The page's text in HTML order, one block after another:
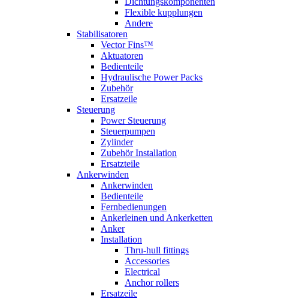
Flexible kupplungen
Andere
Stabilisatoren
Vector Fins™
Aktuatoren
Bedienteile
Hydraulische Power Packs
Zubehör
Ersatzeile
Steuerung
Power Steuerung
Steuerpumpen
Zylinder
Zubehör Installation
Ersatzteile
Ankerwinden
Ankerwinden
Bedienteile
Fernbedienungen
Ankerleinen und Ankerketten
Anker
Installation
Thru-hull fittings
Accessories
Electrical
Anchor rollers
Ersatzeile